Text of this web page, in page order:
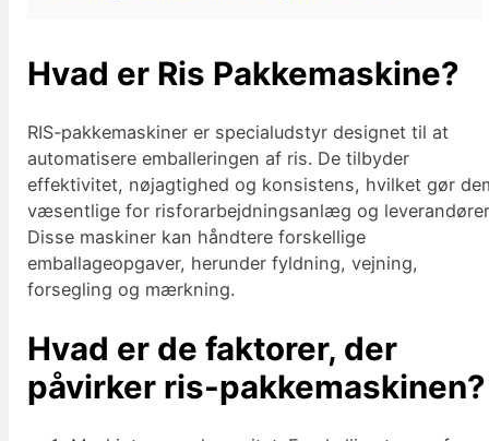
Hvad er Ris Pakkemaskine?
RIS-pakkemaskiner er specialudstyr designet til at
automatisere emballeringen af ris. De tilbyder
effektivitet, nøjagtighed og konsistens, hvilket gør
væsentlige for risforarbejdningsanlæg og
Disse maskiner kan håndtere forskellige
emballageopgaver, herunder fyldning, vejning,
forsegling og mærkning.
Hvad er de faktorer, der
påvirker ris-pakkemaskinen?